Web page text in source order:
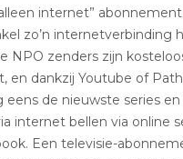
internet”
zo’n internetverbinding
NPO zenders zijn
en dankzij Youtube of
eens de nieuwste series en
internet bellen via online
Een televisie-